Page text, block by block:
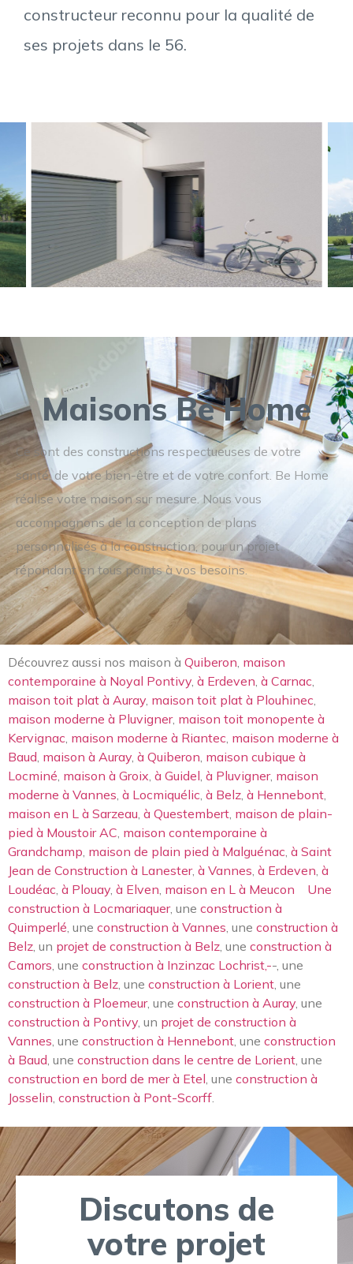
constructeur reconnu pour la qualité de
ses projets dans le 56.
Maisons Be Home
Ce sont des constructions respectueuses de votre
santé, de votre bien-être et de votre confort. Be Home
réalise votre maison sur mesure. Nous vous
accompagnons de la conception de plans
personnalisés à la construction, pour un projet
répondant en tous points à vos besoins.
Découvrez aussi nos maison à Quiberon, maison
contemporaine à Noyal Pontivy, à Erdeven, à Carnac,
maison toit plat à Auray, maison toit plat à Plouhinec,
maison moderne à Pluvigner, maison toit monopente à
Kervignac, maison moderne à Riantec, maison moderne à
Baud, maison à Auray, à Quiberon, maison cubique à
Locminé, maison à Groix, à Guidel, à Pluvigner, maison
moderne à Vannes, à Locmiquélic, à Belz, à Hennebont,
maison en L à Sarzeau, à Questembert, maison de plain-
pied à Moustoir AC, maison contemporaine à
Grandchamp, maison de plain pied à Malguénac, à Saint
Jean de Construction à Lanester, à Vannes, à Erdeven, à
Loudéac, à Plouay, à Elven, maison en L à Meucon
Une
construction à Locmariaquer, une construction à
Quimperlé, une construction à Vannes, une construction à
Belz, un projet de construction à Belz, une construction à
Camors, une construction à Inzinzac Lochrist,--, une
construction à Belz, une construction à Lorient, une
construction à Ploemeur, une construction à Auray, une
construction à Pontivy, un projet de construction à
Vannes, une construction à Hennebont, une construction
à Baud, une construction dans le centre de Lorient, une
construction en bord de mer à Etel, une construction à
Josselin, construction à Pont-Scorff.
Discutons de
votre projet